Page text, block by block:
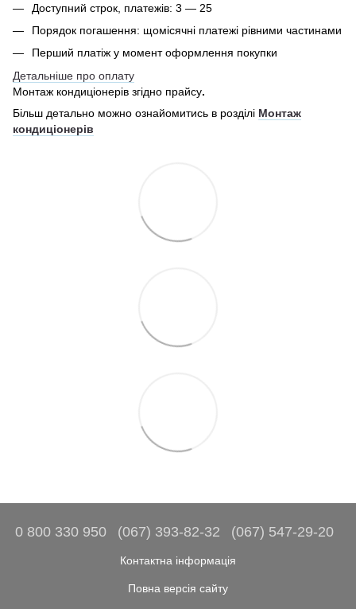
Доступний строк, платежів: 3 — 25
Порядок погашення: щомісячні платежі рівними частинами
Перший платіж у момент оформлення покупки
Детальніше про оплату
Монтаж кондиціонерів згідно прайсу.
Більш детально можно ознайомитись в розділі Монтаж
кондиціонерів
0 800 330 950 (067) 393-82-32 (067) 547-29-20
Контактна інформація
Повна версія сайту